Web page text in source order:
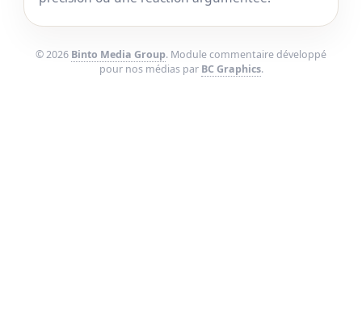
© 2026 Binto Media Group. Module commentaire développé
pour nos médias par BC Graphics.